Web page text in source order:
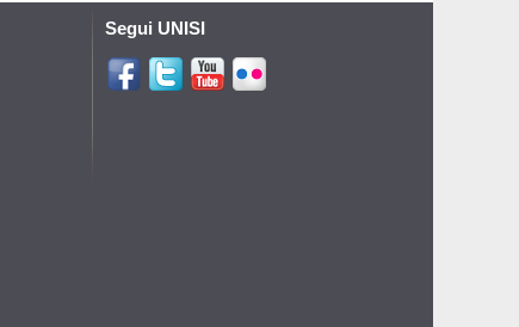
Segui UNISI